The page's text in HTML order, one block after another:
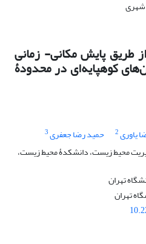
طریق پایش مکانی- زمانی
کوهپایه‌ای در محدودۀ
یاوری2 حمید رضا جعفری3
محیط زیست، دانشکدۀ محیط زیست،
تهران
تهران